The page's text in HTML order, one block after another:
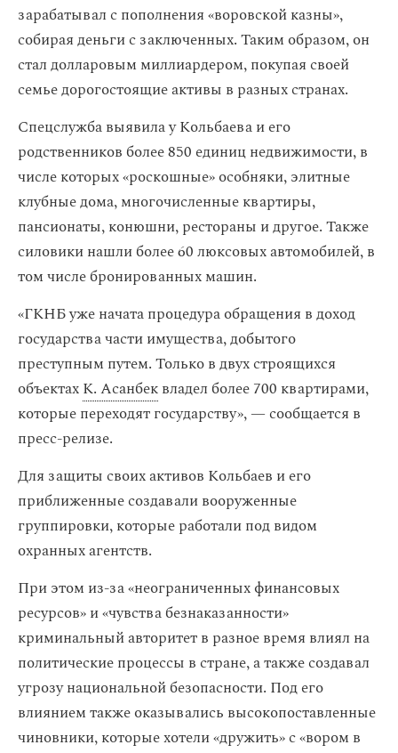
зарабатывал с пополнения «воровской казны»,
собирая деньги с заключенных. Таким образом, он
стал долларовым миллиардером, покупая своей
семье дорогостоящие активы в разных странах.
Спецслужба выявила у Кольбаева и его
родственников более 850 единиц недвижимости, в
числе которых «роскошные» особняки, элитные
клубные дома, многочисленные квартиры,
пансионаты, конюшни, рестораны и другое. Также
силовики нашли более 60 люксовых автомобилей, в
том числе бронированных машин.
«ГКНБ уже начата процедура обращения в доход
государства части имущества, добытого
преступным путем. Только в двух строящихся
объектахК. Асанбеквладел более 700 квартирами,
которые переходят государству», — сообщается в
пресс-релизе.
Для защиты своих активов Кольбаев и его
приближенные создавали вооруженные
группировки, которые работали под видом
охранных агентств.
При этом из-за «неограниченных финансовых
ресурсов» и «чувства безнаказанности»
криминальный авторитет в разное время влиял на
политические процессы в стране, а также создавал
угрозу национальной безопасности. Под его
влиянием также оказывались высокопоставленные
чиновники, которые хотели «дружить» с «вором в